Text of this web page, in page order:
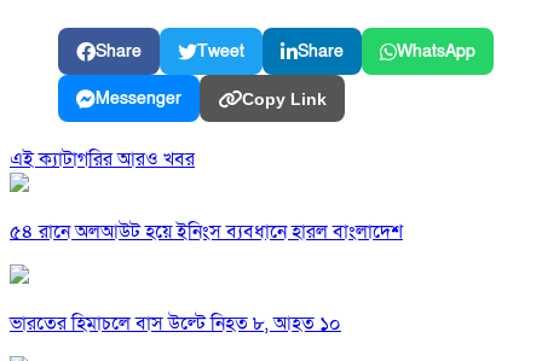
Share Tweet Share WhatsApp
Messenger Copy Link
এই ক্যাটাগরির আরও খবর
৫৪ রানে অলআউট হয়ে ইনিংস ব্যবধানে হারল বাংলাদেশ
ভারতের হিমাচলে বাস উল্টে নিহত ৮, আহত ১০